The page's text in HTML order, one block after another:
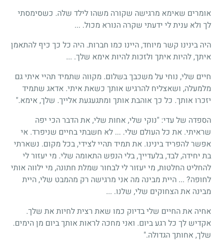
אומרים שאימא מרגישה שקורה משהו לילד שלה. כשסימסתי
לך ולא ענית לי ידעתי שקרה הנורא מכול. ...
היה בינינו קשר מיוחד, היינו כמו חברות. היה כל כך כיף להתאמן
איתך, להיות איתך ולזכות להיות אימא שלך. ...
חיים שלי, נוחי על משכבך בשלום. מקווה שתמיד תהיי איתי גם
מלמעלה, ושאצליח להרגיש אותך כשאת איתי. אדאג שתמיד
יזכרו אותך. כל כך אוהבת אותך ומתגעגעת אלייך. שלך, אימא."
הספדה של עדי: "נוקי שלי, אחות שלי, את הדבר הכי יפה
שראיתי. את כל העולם שלי. ... לא חשבתי בחיים שניפרד. אי
אפשר להפריד בינינו. את תמיד תהיי לצידי, בכל מקום. נשארתי
בת יחידה, לבד, בלעדייך, בלי הנפש התאומה שלי. מי יעזור לי
להחליט החלטות, מי יעזור לי לבחור שמלת חתונה, מי ילווה אותי
לחופה? ... היית מבינה מה אני מרגישה רק מהמבט שלי, היית
מבינה את הצחוקים שלי, שלנו. ...
אחיה את החיים שלי בדיוק כמו שאת רצית לחיות את שלך.
אקדיש לך כל רגע ביום. ואני מחכה לראות אותך ביום מן הימים.
שלך, אחותך הגדולה."